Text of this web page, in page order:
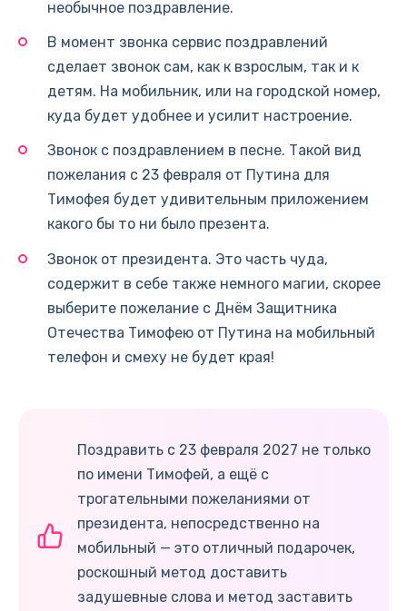
необычное поздравление.
В момент звонка сервис поздравлений
сделает звонок сам, как к взрослым, так и к
детям. На мобильник, или на городской номер,
куда будет удобнее и усилит настроение.
Звонок с поздравлением в песне. Такой вид
пожелания с 23 февраля от Путина для
Тимофея будет удивительным приложением
какого бы то ни было презента.
Звонок от президента. Это часть чуда,
содержит в себе также немного магии, скорее
выберите пожелание с Днём Защитника
Отечества Тимофею от Путина на мобильный
телефон и смеху не будет края!
Поздравить с 23 февраля 2027 не только
по имени Тимофей, а ещё с
трогательными пожеланиями от
президента, непосредственно на
мобильный — это отличный подарочек,
роскошный метод доставить
задушевные слова и метод заставить